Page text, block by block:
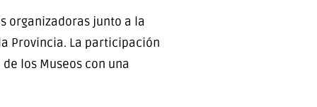
organizadoras junto a la
Provincia. La participación
los Museos con una